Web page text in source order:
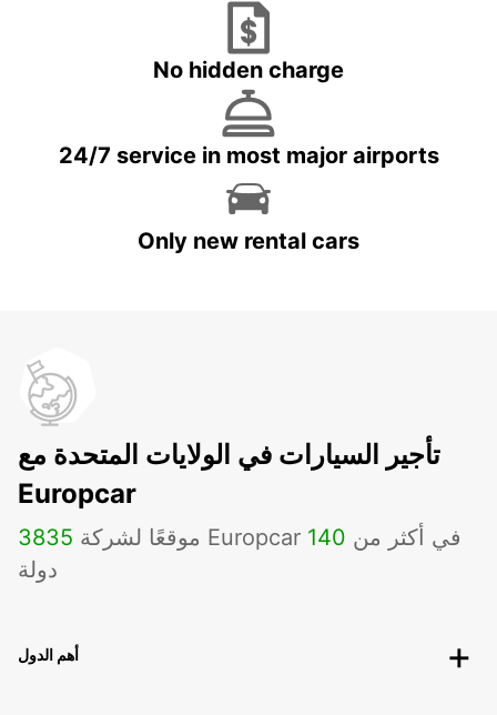
No hidden charge
24/7 service in most major airports
Only new rental cars
تأجير السيارات في الولايات المتحدة مع
Europcar
3835 موقعًا لشركة Europcar في أكثر من 140
دولة
أهم الدول